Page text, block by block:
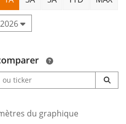
du graphique